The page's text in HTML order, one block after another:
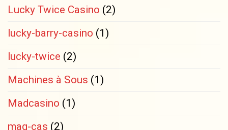
Lucky Twice Casino (2)
lucky-barry-casino (1)
lucky-twice (2)
Machines à Sous (1)
Madcasino (1)
mag-cas (2)